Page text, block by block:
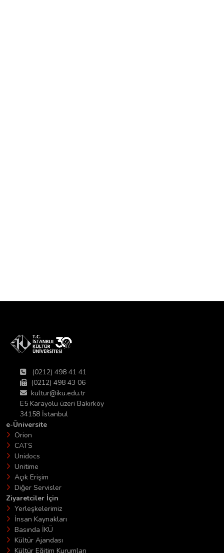
(0212) 498 41 41
(0212) 498 43 06
kultur@iku.edu.tr
E5 Karayolu üzeri Bakırköy
34158 İstanbul
e-Üniversite
Orion
CATS
Unidocs
Unitime
Açık Erişim
Diğer Servisler
Ziyaretciler İçin
Yerleşkelerimiz
İnsan Kaynakları
Basında İKÜ
Kültür Ajandası
Kültür Eğitim Kurumları